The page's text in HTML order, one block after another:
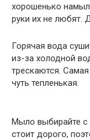
хорошенько
руки их не любят.
Горячая вода
из-за холодной
трескаются.
чуть тепленькая.
Мыло выбирайте с
стоит дорого,